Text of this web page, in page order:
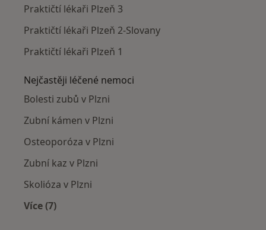
Praktičtí lékaři Plzeň 3
Praktičtí lékaři Plzeň 2-Slovany
Praktičtí lékaři Plzeň 1
Nejčastěji léčené nemoci
Bolesti zubů v Plzni
Zubní kámen v Plzni
Osteoporóza v Plzni
Zubní kaz v Plzni
Skolióza v Plzni
Více (7)